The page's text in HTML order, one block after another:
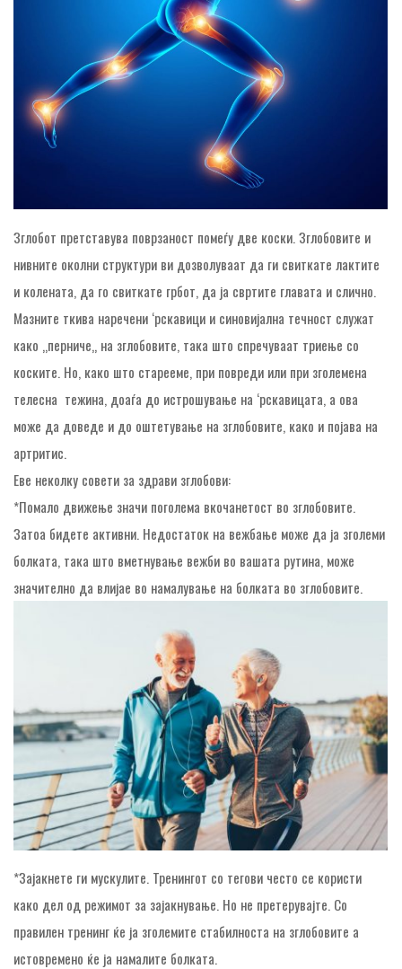
Зглобот претставува поврзаност помеѓу две коски. Зглобовите и
нивните околни структури ви дозволуваат да ги свиткате лактите
и колената, да го свиткате грбот, да ја свртите главата и слично.
Мазните ткива наречени ‘рскавици и синовијална течност служат
како „перниче„ на зглобовите, така што спречуваат триење со
коските. Но, како што старееме, при повреди или при зголемена
телесна тежина, доаѓа до истрошување на ‘рскавицата, а ова
може да доведе и до оштетување на зглобовите, како и појава на
артритис.
Еве неколку совети за здрави зглобови:
*Помало движење значи поголема вкочанетост во зглобовите.
Затоа бидете активни. Недостаток на вежбање може да ја зголеми
болката, така што вметнување вежби во вашата рутина, може
значително да влијае во намалување на болката во зглобовите.
*Зајакнете ги мускулите. Тренингот со тегови често се користи
како дел од режимот за зајакнување. Но не претерувајте. Со
правилен тренинг ќе ја зголемите стабилноста на зглобовите а
истовремено ќе ја намалите болката.